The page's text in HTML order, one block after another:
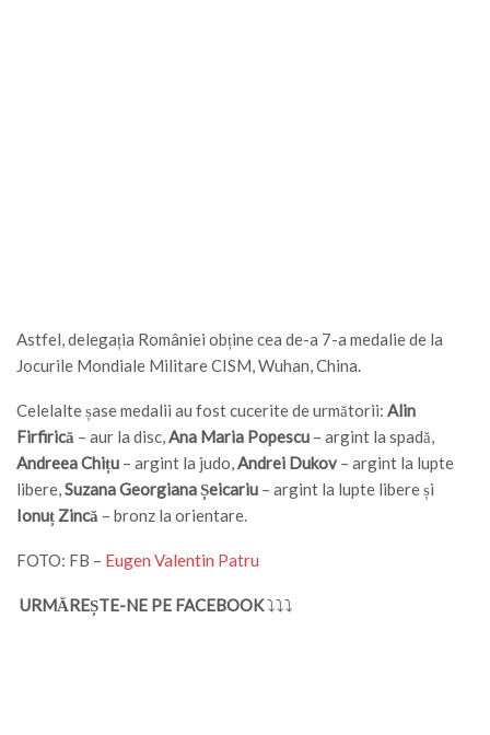
Astfel, delegația României obține cea de-a 7-a medalie de la
Jocurile Mondiale Militare CISM, Wuhan, China.
Celelalte șase medalii au fost cucerite de următorii: Alin
Firfirică – aur la disc,Ana Maria Popescu – argint la spadă,
Andreea Chițu – argint la judo,Andrei Dukov – argint la lupte
libere,Suzana Georgiana Șeicariu – argint la lupte libere și
Ionuț Zincă – bronz la orientare.
FOTO: FB – Eugen Valentin Patru
URMĂREȘTE-NE PE FACEBOOK⤵⤵⤵